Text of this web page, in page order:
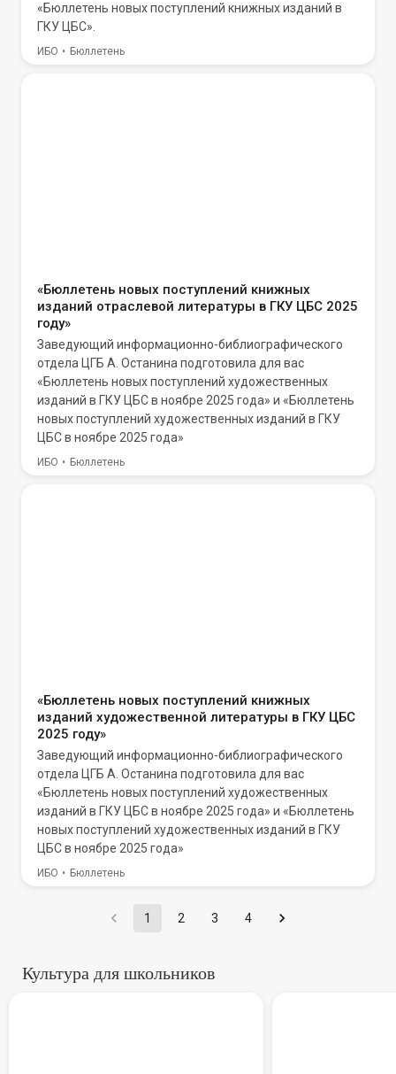
«Бюллетень новых поступлений книжных изданий в
ГКУ ЦБС».
ИБО Бюллетень
«Бюллетень новых поступлений книжных
изданий отраслевой литературы в ГКУ ЦБС 2025
году»
Заведующий информационно-библиографического
отдела ЦГБ А. Останина подготовила для вас
«Бюллетень новых поступлений художественных
изданий в ГКУ ЦБС в ноябре 2025 года» и «Бюллетень
новых поступлений художественных изданий в ГКУ
ЦБС в ноябре 2025 года»
ИБО Бюллетень
«Бюллетень новых поступлений книжных
изданий художественной литературы в ГКУ ЦБС
2025 году»
Заведующий информационно-библиографического
отдела ЦГБ А. Останина подготовила для вас
«Бюллетень новых поступлений художественных
изданий в ГКУ ЦБС в ноябре 2025 года» и «Бюллетень
новых поступлений художественных изданий в ГКУ
ЦБС в ноябре 2025 года»
ИБО Бюллетень
1 2 3 4
Культура для школьников